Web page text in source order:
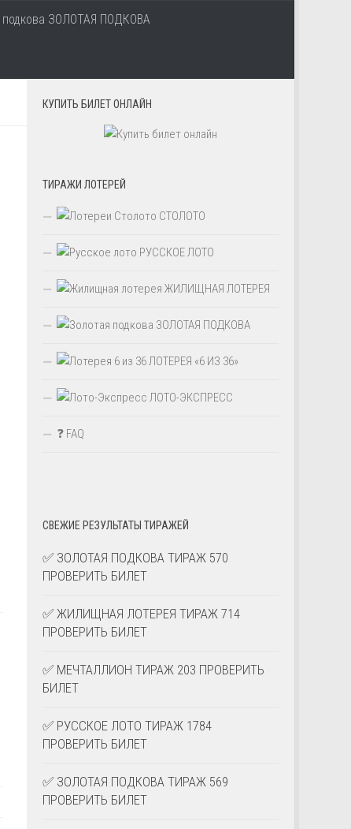
ЗОЛОТАЯ ПОДКОВА
КУПИТЬ БИЛЕТ ОНЛАЙН
ТИРАЖИ ЛОТЕРЕЙ
СТОЛОТО
РУССКОЕ ЛОТО
ЖИЛИЩНАЯ ЛОТЕРЕЯ
ЗОЛОТАЯ ПОДКОВА
ЛОТЕРЕЯ «6 ИЗ 36»
ЛОТО-ЭКСПРЕСС
❓ FAQ
СВЕЖИЕ РЕЗУЛЬТАТЫ ТИРАЖЕЙ
✅ ЗОЛОТАЯ ПОДКОВА ТИРАЖ 570
ПРОВЕРИТЬ БИЛЕТ
✅ ЖИЛИЩНАЯ ЛОТЕРЕЯ ТИРАЖ 714
ПРОВЕРИТЬ БИЛЕТ
✅ МЕЧТАЛЛИОН ТИРАЖ 203 ПРОВЕРИТЬ
БИЛЕТ
✅ РУССКОЕ ЛОТО ТИРАЖ 1784
ПРОВЕРИТЬ БИЛЕТ
✅ ЗОЛОТАЯ ПОДКОВА ТИРАЖ 569
ПРОВЕРИТЬ БИЛЕТ